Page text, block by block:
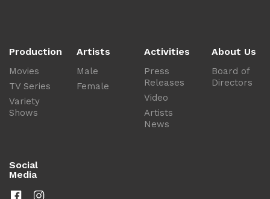
Production
Movies
TV Series
Variety
Shows
Artists
Male
Female
Activities
Press
Releases
Video
Artists
News
About Us
Board of
Directors
Social
Media